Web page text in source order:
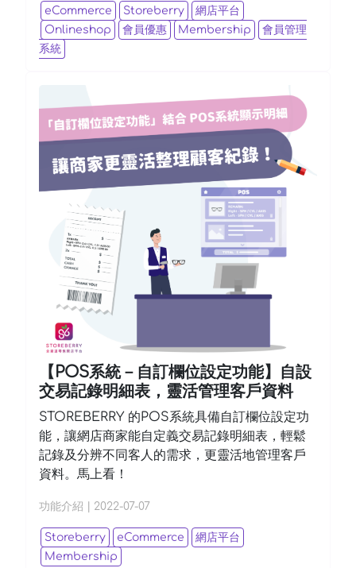
eCommerce Storeberry
網店平台
Onlineshop
會員優惠 Membership
會員管理
系統
【POS系統－自訂欄位設定功能】自設
交易記錄明細表，靈活管理客戶資料
STOREBERRY 的POS系統具備自訂欄位設定功
能，讓網店商家能自定義交易記錄明細表，輕鬆
記錄及分辨不同客人的需求，更靈活地管理客戶
資料。馬上看！
功能介紹 2022-07-07
Storeberry eCommerce
網店平台
Membership